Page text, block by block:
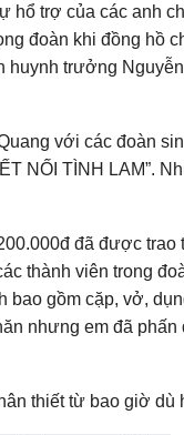
hổ trợ của các anh
đoàn khi đồng hồ
trưởng
với các đoàn
NỐI TÌNH LAM”.
đã được
thành viên trong
gồm cặp, vở,
nhưng em đã
thiết từ bao giờ dù